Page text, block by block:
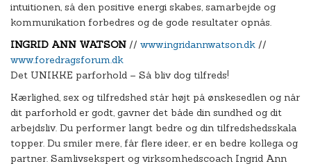
intuitionen, så den positive energi skabes, samarbejde og
kommunikation forbedres og de gode resultater opnås.
INGRID ANN WATSON // www.ingridannwatson.dk //
www.foredragsforum.dk
Det UNIKKE parforhold – Så bliv dog tilfreds!
Kærlighed, sex og tilfredshed står højt på ønskesedlen og når
dit parforhold er godt, gavner det både din sundhed og dit
arbejdsliv. Du performer langt bedre og din tilfredshedsskala
topper. Du smiler mere, får flere ideer, er en bedre kollega og
partner. Samlivsekspert og virksomhedscoach Ingrid Ann